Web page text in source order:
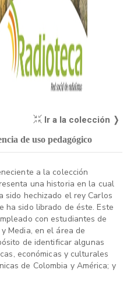
Ir a la colección ❭
de uso pedagógico
a la colección
una historia en la cual
sido hechizado el rey Carlos
ha sido librado de éste. Este
con estudiantes de
Media, en el área de
de identificar algunas
económicas y culturales
de Colombia y América; y